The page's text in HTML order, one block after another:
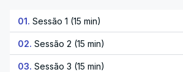
01. Sessão 1 (15 min)
02. Sessão 2 (15 min)
03. Sessão 3 (15 min)